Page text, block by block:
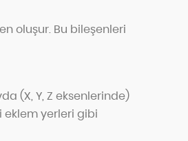
oluşur. Bu bileşenleri
(X, Y, Z eksenlerinde)
eklem yerleri gibi